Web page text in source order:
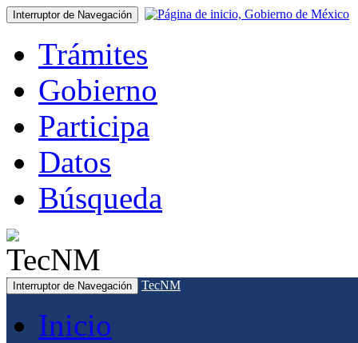
Interruptor de Navegación
Trámites
Gobierno
Participa
Datos
Búsqueda
Interruptor de Navegación TecNM
Inicio